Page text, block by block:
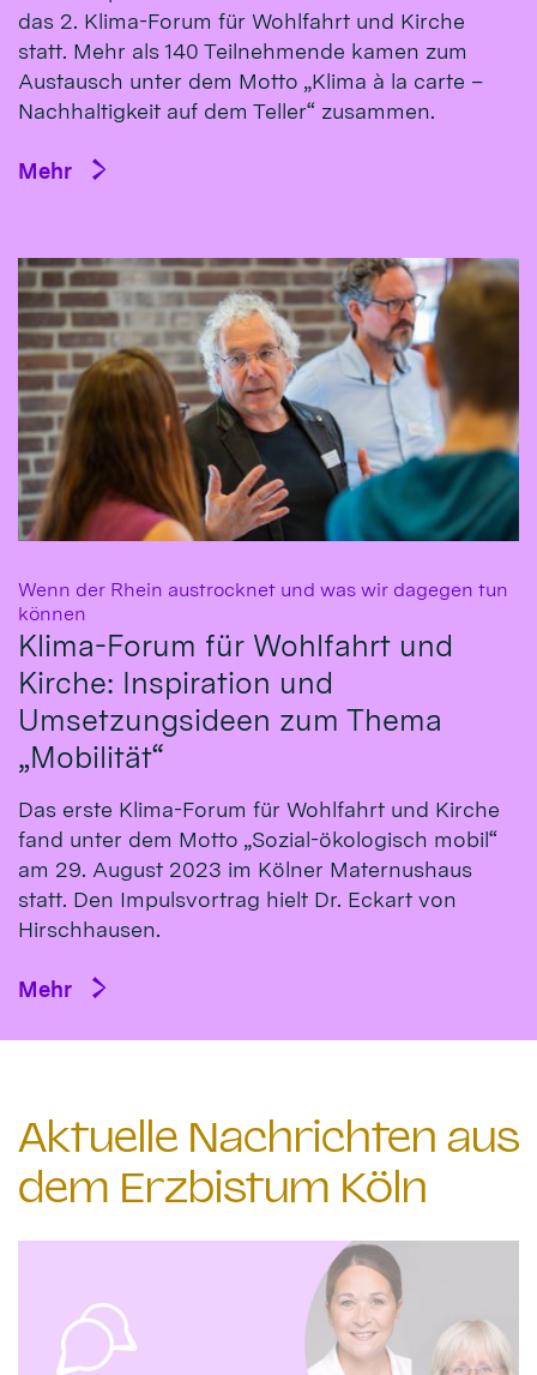
das 2. Klima-Forum für Wohlfahrt und Kirche
statt. Mehr als 140 Teilnehmende kamen zum
Austausch unter dem Motto „Klima à la carte –
Nachhaltigkeit auf dem Teller“ zusammen.
Mehr
Wenn der Rhein austrocknet und was wir dagegen tun
können
Klima-Forum für Wohlfahrt und
Kirche: Inspiration und
Umsetzungsideen zum Thema
„Mobilität“
Das erste Klima-Fo­rum für Wohl­fahrt und Kirche
fand un­ter dem Mot­to „So­zial-öko­logisch mo­bil“
am 29. Au­gust 2023 im Köl­ner Ma­ternus­haus
statt. Den Impulsvortrag hielt Dr. Eckart von
Hirsch­hausen.
Mehr
Aktuelle Nachrichten aus
dem Erzbistum Köln